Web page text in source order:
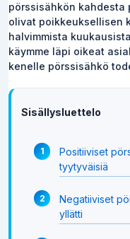
pörssisähkön kahdesta
olivat poikkeuksellisen
halvimmista
käymme läpi oikeat
kenelle pörssisähkö
Sisällysluettelo
Positiiviset
tyytyväisiä
Negatiiviset
yllätti